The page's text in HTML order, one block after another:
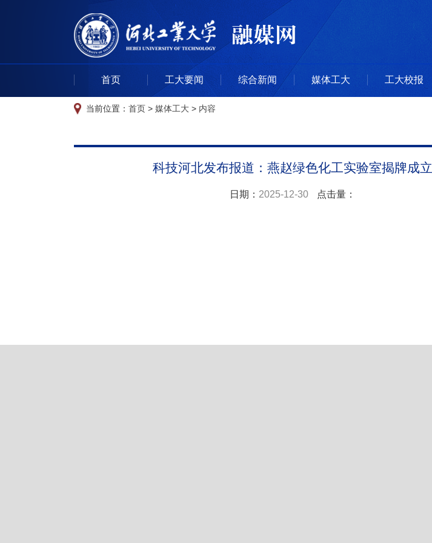
首页 工大要闻 综合新闻 媒体工大 工大校报
当前位置： 首页 > 媒体工大 > 内容
科技河北发布报道：燕赵绿色化工实验室揭牌成立
日期： 2025-12-30 点击量：